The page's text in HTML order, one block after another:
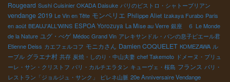
Rougeard Sushi Cuisinier OKADA Daisuke パリのビストロ・シャトーブリアン
vendange 2019 Le Vin en Tête モンペリエ Philippe Aliet Izakaya Furabo Paris
en août BEAUJ'ALL'WINS ESPOA Yorozuya La Mise au Verre 銀座 ６ Le Monde
de la Nature ユグ・べゲ Médoc Grand Vin アレキサンドル・バンの息子ピエール君
Etienne Deiss カエフェルコフ モニカさん Damien COQUELET KOMEZAWA ル
ーブル グラエナ村 共存 炭焼・しのり・中山夫妻 chef Takemoto ドメーヌ・プリュ
ーレ・サン・クリストフ パリ・カルチエラタン キューヴェ・桜島 フランス パリ・
レストラン「ジョルジュ・サンク」
ピレネ山脈 20e Anniversaire Vendange